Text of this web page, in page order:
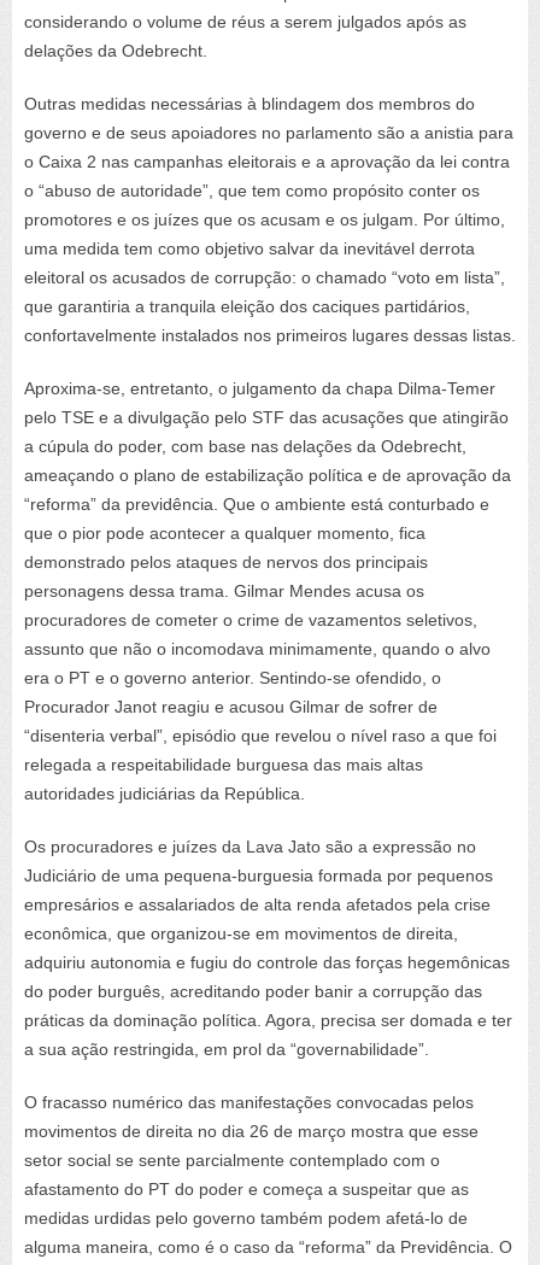
considerando o volume de réus a serem julgados após as
delações da Odebrecht.
Outras medidas necessárias à blindagem dos membros do
governo e de seus apoiadores no parlamento são a anistia para
o Caixa 2 nas campanhas eleitorais e a aprovação da lei contra
o “abuso de autoridade”, que tem como propósito conter os
promotores e os juízes que os acusam e os julgam. Por último,
uma medida tem como objetivo salvar da inevitável derrota
eleitoral os acusados de corrupção: o chamado “voto em lista”,
que garantiria a tranquila eleição dos caciques partidários,
confortavelmente instalados nos primeiros lugares dessas listas.
Aproxima-se, entretanto, o julgamento da chapa Dilma-Temer
pelo TSE e a divulgação pelo STF das acusações que atingirão
a cúpula do poder, com base nas delações da Odebrecht,
ameaçando o plano de estabilização política e de aprovação da
“reforma” da previdência. Que o ambiente está conturbado e
que o pior pode acontecer a qualquer momento, fica
demonstrado pelos ataques de nervos dos principais
personagens dessa trama. Gilmar Mendes acusa os
procuradores de cometer o crime de vazamentos seletivos,
assunto que não o incomodava minimamente, quando o alvo
era o PT e o governo anterior. Sentindo-se ofendido, o
Procurador Janot reagiu e acusou Gilmar de sofrer de
“disenteria verbal”, episódio que revelou o nível raso a que foi
relegada a respeitabilidade burguesa das mais altas
autoridades judiciárias da República.
Os procuradores e juízes da Lava Jato são a expressão no
Judiciário de uma pequena-burguesia formada por pequenos
empresários e assalariados de alta renda afetados pela crise
econômica, que organizou-se em movimentos de direita,
adquiriu autonomia e fugiu do controle das forças hegemônicas
do poder burguês, acreditando poder banir a corrupção das
práticas da dominação política. Agora, precisa ser domada e ter
a sua ação restringida, em prol da “governabilidade”.
O fracasso numérico das manifestações convocadas pelos
movimentos de direita no dia 26 de março mostra que esse
setor social se sente parcialmente contemplado com o
afastamento do PT do poder e começa a suspeitar que as
medidas urdidas pelo governo também podem afetá-lo de
alguma maneira, como é o caso da “reforma” da Previdência. O